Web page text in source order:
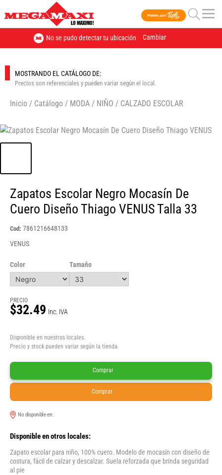
No se pudo detectar tu ubicación Cambiar
MOSTRANDO EL CATÁLOGO DE:
Precios son referenciales y pueden variar según el local.
Inicio / Catálogo / MODA / NIÑO / CALZADO ESCOLAR
Zapatos Escolar Negro Mocasín De
Cuero Diseño Thiago VENUS Talla 33
Cod: 7861216648133
VENUS
Color Tamaño
PRECIO
$32.49 Inc. IVA
Disponible en nuestros locales.
Precio y stock pueden variar según la tienda.
Comprar
Comprar
No disponible en:
Disponible en otros locales:
Zapato escolar para niño, 100% cuero. Modelo de mocasín con diseño de
costura, fácil de calzar y descalzar. Suela reforzada que brinda seguridad
al pie